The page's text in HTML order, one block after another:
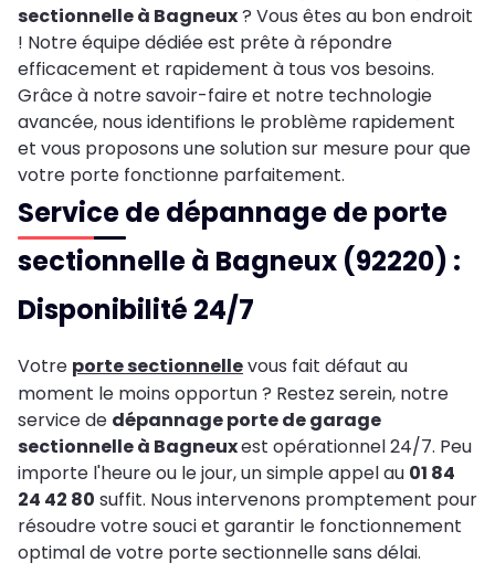
sectionnelle à Bagneux? Vous êtes au bon endroit
! Notre équipe dédiée est prête à répondre
efficacement et rapidement à tous vos besoins.
Grâce à notre savoir-faire et notre technologie
avancée, nous identifions le problème rapidement
et vous proposons une solution sur mesure pour que
votre porte fonctionne parfaitement.
Service de dépannage de porte
sectionnelle à Bagneux (92220) :
Disponibilité 24/7
Votre porte sectionnellevous fait défaut au
moment le moins opportun ? Restez serein, notre
service de dépannage porte de garage
sectionnelle à Bagneuxest opérationnel 24/7. Peu
importe l'heure ou le jour, un simple appel au 01 84
24 42 80 suffit. Nous intervenons promptement pour
résoudre votre souci et garantir le fonctionnement
optimal de votre porte sectionnelle sans délai.